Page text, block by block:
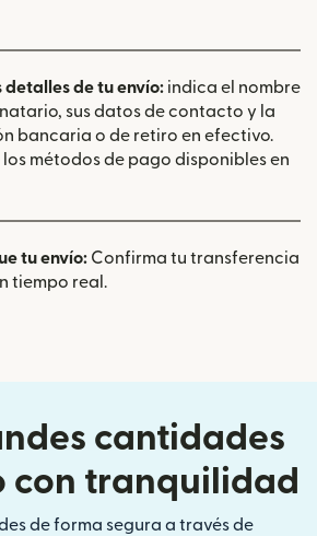
detalles de tu envío: indica el nombre
sus datos de contacto y la
bancaria o de retiro en efectivo.
los métodos de pago disponibles en
tu envío: Confirma tu transferencia
tiempo real.
cantidades
con tranquilidad
de forma segura a través de